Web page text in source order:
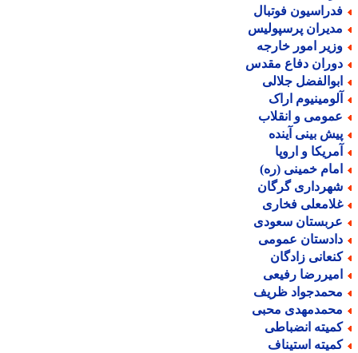
فوتبال
پرسپولیس
امور خارجه
دفاع مقدس
جلالی
اراک
و انقلاب
بینی آینده
و اروپا
خمینی (ره)
گرگان
فخاری
سعودی
عمومی
زادگان
رفیعی
ظریف
محبی
انضباطی
استیناف